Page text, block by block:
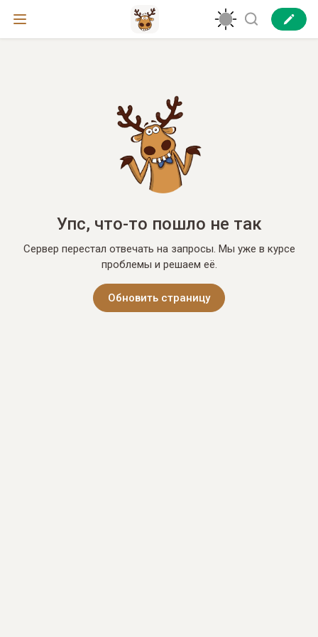
Упс, что-то пошло не так
Сервер перестал отвечать на запросы. Мы уже в курсе
проблемы и решаем её.
Обновить страницу